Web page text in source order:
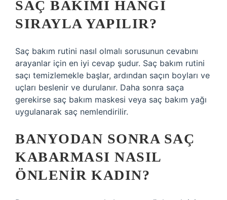
SAÇ BAKIMI HANGI
SIRAYLA YAPILIR?
Saç bakım rutini nasıl olmalı sorusunun cevabını
arayanlar için en iyi cevap şudur. Saç bakım rutini
saçı temizlemekle başlar, ardından saçın boyları ve
uçları beslenir ve durulanır. Daha sonra saça
gerekirse saç bakım maskesi veya saç bakım yağı
uygulanarak saç nemlendirilir.
BANYODAN SONRA SAÇ
KABARMASI NASIL
ÖNLENIR KADIN?